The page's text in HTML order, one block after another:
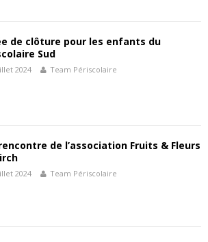
de clôture pour les enfants du
Sud
2024 Team Périscolaire
de l’association Fruits & Fleurs
2024 Team Périscolaire